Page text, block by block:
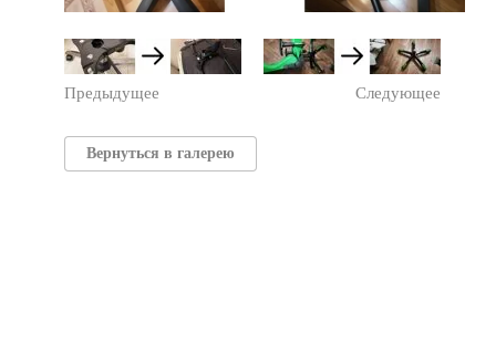
Предыдущее Следующее
Вернуться в галерею